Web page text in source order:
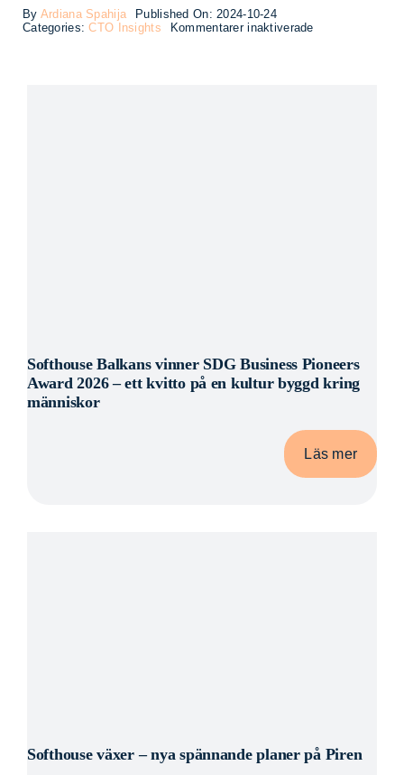
By Ardiana Spahija
Published On: 2024-10-24
Categories:CTO Insights Kommentarer inaktiveradeför
Softhouse Balkans vinner SDG Business Pioneers
Award 2026 – ett kvitto på en kultur byggd kring
människor
Läs mer
Softhouse växer – nya spännande planer på Piren